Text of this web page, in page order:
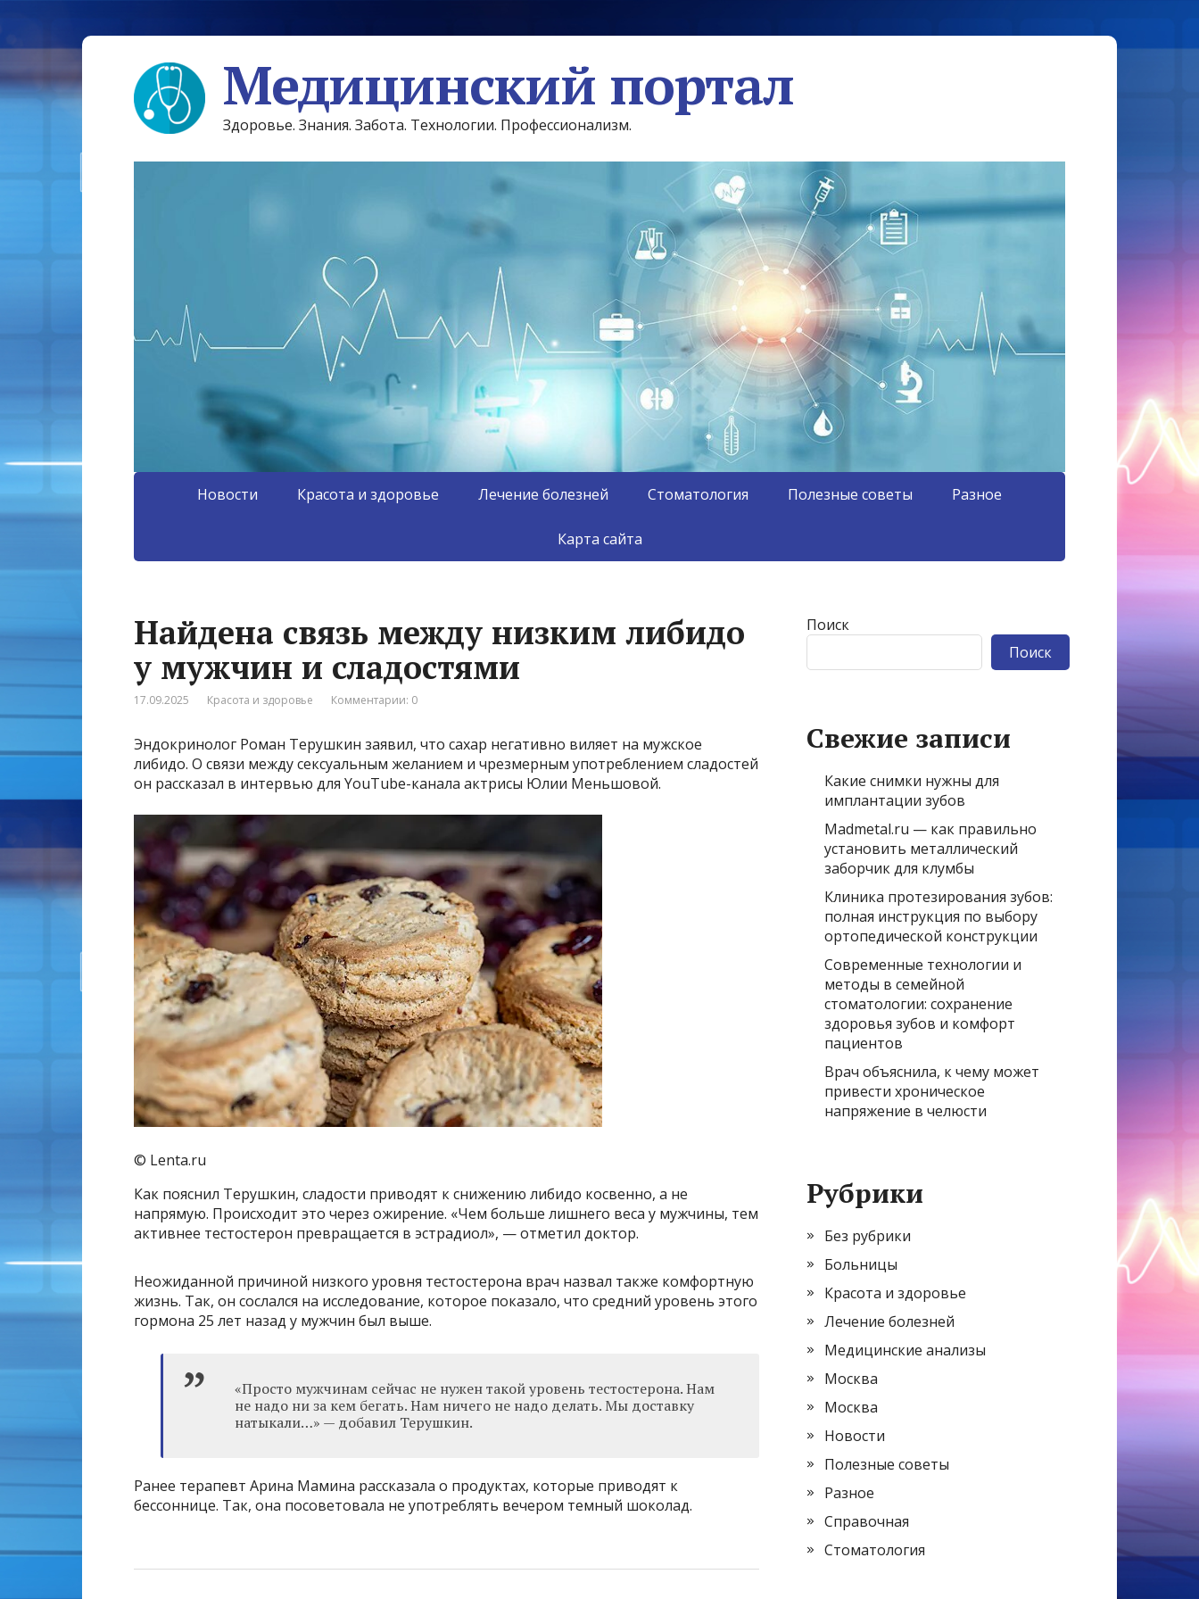
Медицинский портал
Здоровье. Знания. Забота. Технологии. Профессионализм.
Новости Красота и здоровье Лечение болезней Стоматология Полезные советы Разное
Карта сайта
Найдена связь между низким либидо
у мужчин и сладостями
17.09.2025 Красота и здоровье Комментарии: 0
Эндокринолог Роман Терушкин заявил, что сахар негативно виляет на мужское
либидо. О связи между сексуальным желанием и чрезмерным употреблением сладостей
он рассказал в интервью для YouTube-канала актрисы Юлии Меньшовой.
© Lenta.ru
Как пояснил Терушкин, сладости приводят к снижению либидо косвенно, а не
напрямую. Происходит это через ожирение. «Чем больше лишнего веса у мужчины, тем
активнее тестостерон превращается в эстрадиол», — отметил доктор.
Неожиданной причиной низкого уровня тестостерона врач назвал также комфортную
жизнь. Так, он сослался на исследование, которое показало, что средний уровень этого
гормона 25 лет назад у мужчин был выше.
«Просто мужчинам сейчас не нужен такой уровень тестостерона. Нам
не надо ни за кем бегать. Нам ничего не надо делать. Мы доставку
натыкали…» — добавил Терушкин.
Ранее терапевт Арина Мамина рассказала о продуктах, которые приводят к
бессоннице. Так, она посоветовала не употреблять вечером темный шоколад.
Поиск
Поиск
Свежие записи
Какие снимки нужны для
имплантации зубов
Madmetal.ru — как правильно
установить металлический
заборчик для клумбы
Клиника протезирования зубов:
полная инструкция по выбору
ортопедической конструкции
Современные технологии и
методы в семейной
стоматологии: сохранение
здоровья зубов и комфорт
пациентов
Врач объяснила, к чему может
привести хроническое
напряжение в челюсти
Рубрики
Без рубрики
Больницы
Красота и здоровье
Лечение болезней
Медицинские анализы
Москва
Москва
Новости
Полезные советы
Разное
Справочная
Стоматология